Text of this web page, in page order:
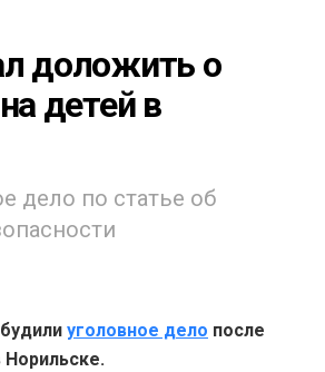
доложить о
детей в
дело по статье об
уголовное дело после
Норильске.